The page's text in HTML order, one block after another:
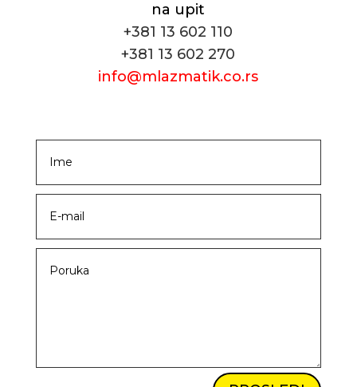
na upit
+381 13 602 110
+381 13 602 270
info@mlazmatik.co.rs